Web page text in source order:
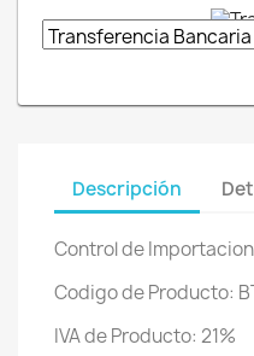
Descripción
Control de
Codigo de Producto:
IVA de Producto: 21%